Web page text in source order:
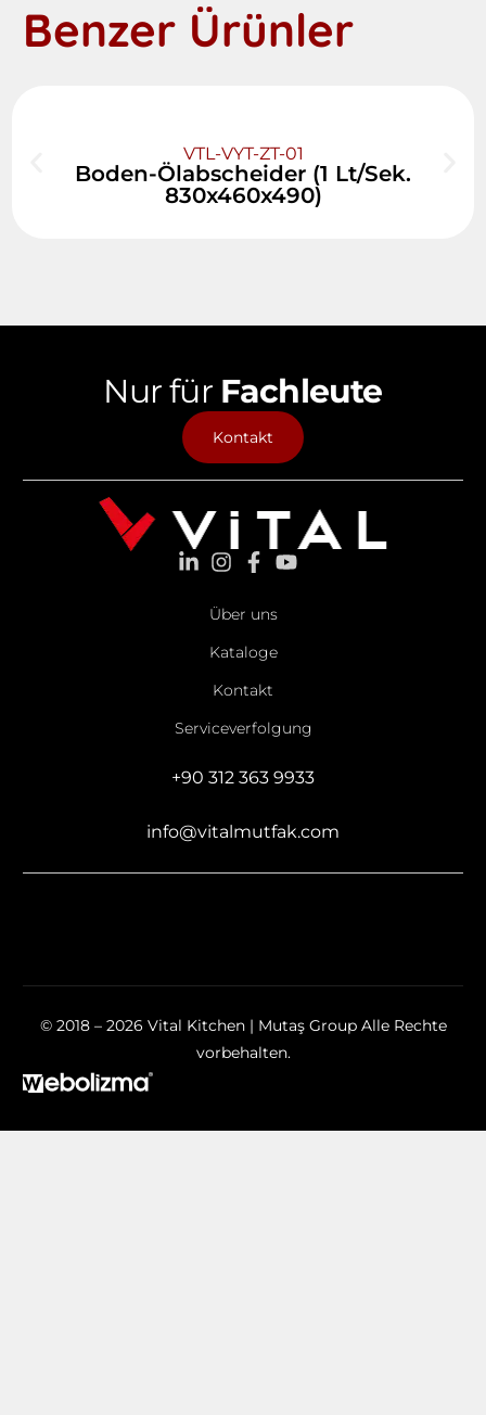
Benzer Ürünler
VTL-VYT-ZT-01
Boden-Ölabscheider (1 Lt/Sek.
830x460x490)
Nur für Fachleute
Kontakt
Über uns
Kataloge
Kontakt
Serviceverfolgung
+90 312 363 9933
info@vitalmutfak.com
© 2018 – 2026 Vital Kitchen | Mutaş Group Alle Rechte
vorbehalten.